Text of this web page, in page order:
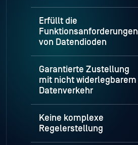
Erfüllt die
Funktionsanforderungen
von Datendioden
Garantierte Zustellung
mit nicht widerlegbarem
Datenverkehr
Keine komplexe
Regelerstellung